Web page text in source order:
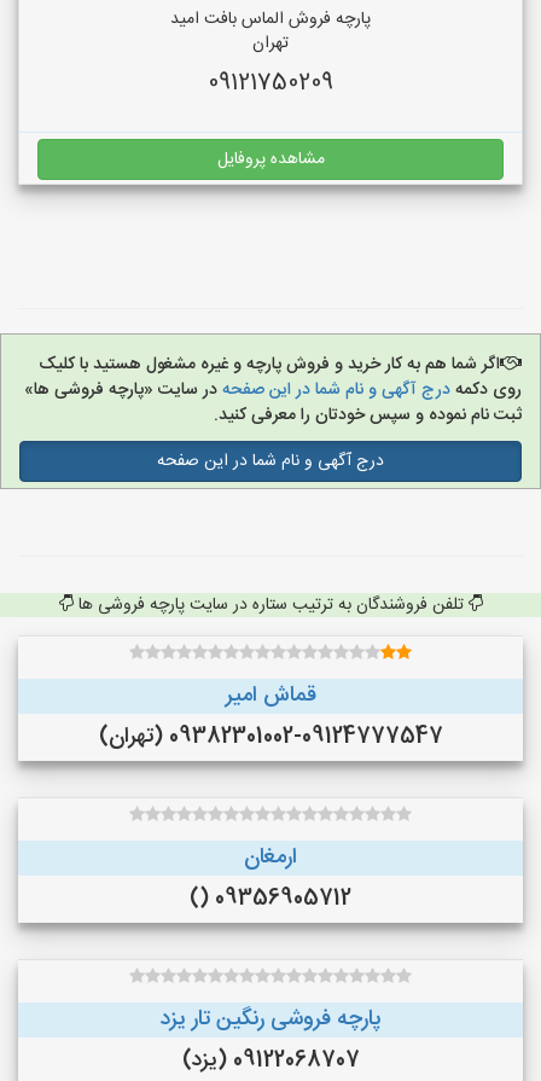
پارچه فروش الماس بافت امید
تهران
09121750209
مشاهده پروفایل
اگر شما هم به کار خرید و فروش پارچه و غیره مشغول هستید با کلیک
روی دکمهدرج آگهی و نام شما در این صفحهدر سایت «پارچه فروشی ها»
ثبت نام نموده و سپس خودتان را معرفی کنید.
درج آگهی و نام شما در این صفحه
تلفن فروشندگان به ترتیب ستاره در سایت پارچه فروشی ها
قماش امیر
09382301002-09124777547 (تهران)
ارمغان
09356905712 ()
پارچه فروشی رنگین تار یزد
09122068707 (یزد)